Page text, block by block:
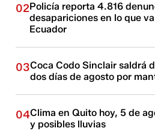
02Policía reporta 4.816
desapariciones en lo que
Ecuador
03Coca Codo Sinclair saldrá
dos días de agosto por
04Clima en Quito hoy, 5 de
y posibles lluvias